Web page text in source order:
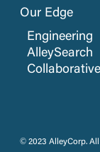
Our Edge
Engineering
AlleySearch
© 2023 AlleyCorp. All